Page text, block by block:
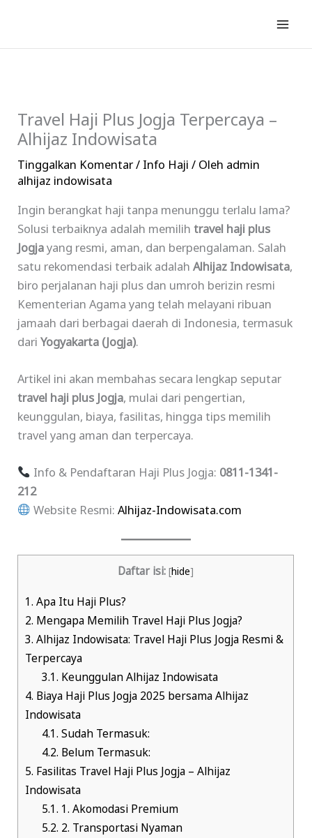
konten
Travel Haji Plus Jogja Terpercaya –
Alhijaz Indowisata
Tinggalkan Komentar/ Info Haji / Oleh admin
alhijaz indowisata
Ingin berangkat haji tanpa menunggu terlalu lama?
Solusi terbaiknya adalah memilihtravel haji plus
Jogjayang resmi, aman, dan berpengalaman. Salah
satu rekomendasi terbaik adalahAlhijaz Indowisata,
biro perjalanan haji plus dan umroh berizin resmi
Kementerian Agama yang telah melayani ribuan
jamaah dari berbagai daerah di Indonesia, termasuk
dariYogyakarta (Jogja).
Artikel ini akan membahas secara lengkap seputar
travel haji plus Jogja, mulai dari pengertian,
keunggulan, biaya, fasilitas, hingga tips memilih
travel yang aman dan terpercaya.
Info & Pendaftaran Haji Plus Jogja: 0811-1341-
212
Website Resmi: Alhijaz-Indowisata.com
Daftar isi: [hide]
1. Apa Itu Haji Plus?
2. Mengapa Memilih Travel Haji Plus Jogja?
3. Alhijaz Indowisata: Travel Haji Plus Jogja Resmi &
Terpercaya
3.1. Keunggulan Alhijaz Indowisata
4. Biaya Haji Plus Jogja 2025 bersama Alhijaz
Indowisata
4.1. Sudah Termasuk:
4.2. Belum Termasuk:
5. Fasilitas Travel Haji Plus Jogja – Alhijaz
Indowisata
5.1. 1. Akomodasi Premium
5.2. 2. Transportasi Nyaman